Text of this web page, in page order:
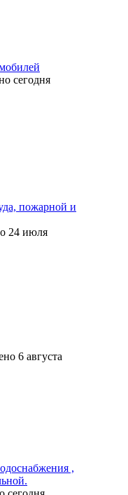
сегодня
пожарной и
24 июля
6 августа
,